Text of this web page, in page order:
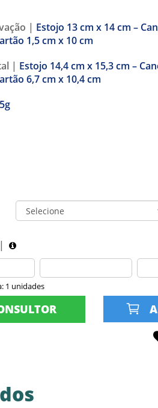
| Estojo 13 cm x 14 cm –
1,5 cm x 10 cm
| Estojo 14,4 cm x 15,3 cm –
6,7 cm x 10,4 cm
1 unidades